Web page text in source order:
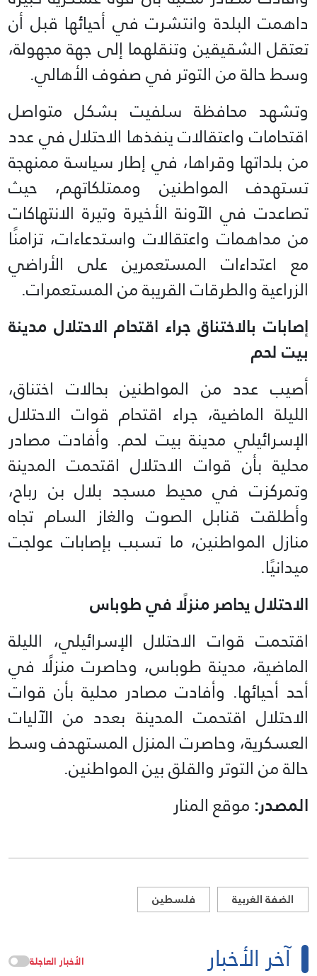
داهمت البلدة وانتشرت في أحيائها قبل أن
تعتقل الشقيقين وتنقلهما إلى جهة مجهولة،
وسط حالة من التوتر في صفوف الأهالي.
وتشهد محافظة سلفيت بشكل متواصل
اقتحامات واعتقالات ينفذها الاحتلال في عدد
من بلداتها وقراها، في إطار سياسة ممنهجة
تستهدف المواطنين وممتلكاتهم، حيث
تصاعدت في الآونة الأخيرة وتيرة الانتهاكات
من مداهمات واعتقالات واستدعاءات، تزامنًا
مع اعتداءات المستعمرين على الأراضي
الزراعية والطرقات القريبة من المستعمرات.
إصابات بالاختناق جراء اقتحام الاحتلال مدينة
بيت لحم
أصيب عدد من المواطنين بحالات اختناق،
الليلة الماضية، جراء اقتحام قوات الاحتلال
الإسرائيلي مدينة بيت لحم. وأفادت مصادر
محلية بأن قوات الاحتلال اقتحمت المدينة
وتمركزت في محيط مسجد بلال بن رباح،
وأطلقت قنابل الصوت والغاز السام تجاه
منازل المواطنين، ما تسبب بإصابات عولجت
ميدانيًا.
الاحتلال يحاصر منزلًا في طوباس
اقتحمت قوات الاحتلال الإسرائيلي، الليلة
الماضية، مدينة طوباس، وحاصرت منزلًا في
أحد أحيائها. وأفادت مصادر محلية بأن قوات
الاحتلال اقتحمت المدينة بعدد من الآليات
العسكرية، وحاصرت المنزل المستهدف وسط
حالة من التوتر والقلق بين المواطنين.
المصدر:موقع المنار
الضفة الغربية فلسطين
آخر الأخبار الأخبار العاجلة